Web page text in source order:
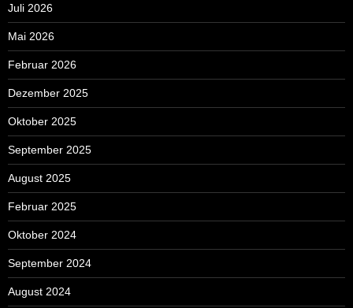
Juli 2026
Mai 2026
Februar 2026
Dezember 2025
Oktober 2025
September 2025
August 2025
Februar 2025
Oktober 2024
September 2024
August 2024